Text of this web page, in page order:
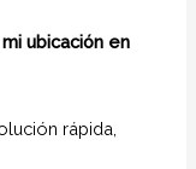
ubicación en
rápida,